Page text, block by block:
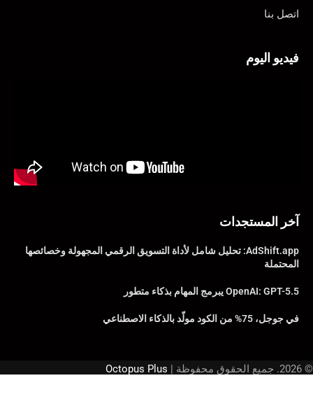
اتصل بنا
فيديو اليوم
آخر المستجدات
AdShift.app: تحليل شامل لأداة التسويق الرقمي المجهولة وخصائصها
المحتملة
OpenAI: GPT-5.5 يبرمج المهام بذكاء متطور
في جوجل، 75% من الكود مولّد بالذكاء الاصطناعي
© 2026. جميع الحقوق محفوظة | Octopus Plus